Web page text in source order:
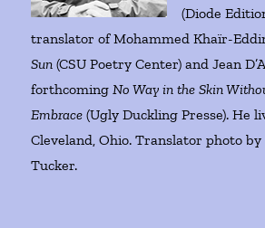
(Diode
translator of Mohammed Khaïr-
Sun(CSU Poetry Center) and Jean
forthcomingNo Way in the Skin
Embrace(Ugly Duckling Presse). He
Cleveland, Ohio. Translator photo
Tucker.